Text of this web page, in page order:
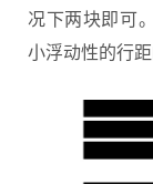
况下两块即可
小浮动性的行距